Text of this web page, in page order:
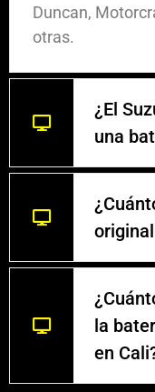
Duncan,
otras.
¿El
una
la
en